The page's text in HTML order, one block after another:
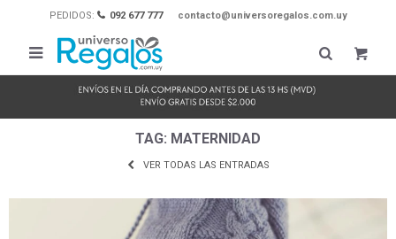
PEDIDOS: 092 677 777 contacto@universoregalos.com.uy

TAG: MATERNIDAD
VER TODAS LAS ENTRADAS